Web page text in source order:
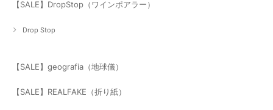
【SALE】DropStop（ワインポアラー）
Drop Stop
【SALE】geografia（地球儀）
【SALE】REALFAKE（折り紙）